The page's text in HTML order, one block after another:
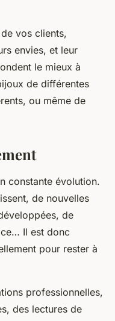
vos clients,
envies, et leur
le mieux à
de différentes
ou même de
constante évolution.
de nouvelles
de
Il est donc
pour rester à
professionnelles,
des lectures de